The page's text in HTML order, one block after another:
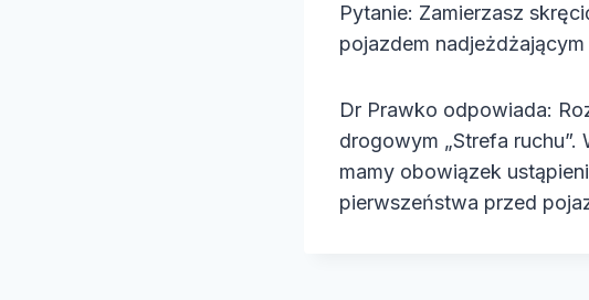
e
o
Pytanie: Zamierzasz
pojazdem
Dr Prawko odpowiada:
drogowym „Strefa
mamy obowiązek
pierwszeństwa przed